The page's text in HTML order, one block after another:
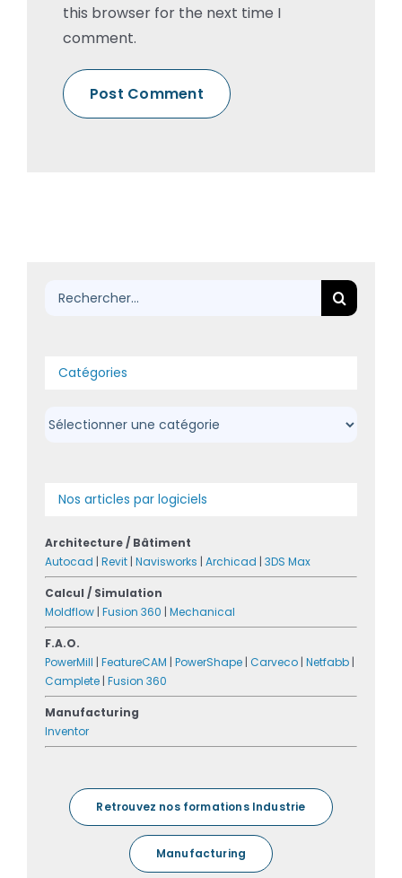
this browser for the next time I
comment.
Rechercher:
Catégories
Catégories
Nos articles par logiciels
Architecture / Bâtiment
Autocad | Revit | Navisworks | Archicad | 3DS Max
Calcul / Simulation
Moldflow | Fusion 360 | Mechanical
F.A.O.
PowerMill | FeatureCAM | PowerShape | Carveco | Netfabb |
Camplete | Fusion 360
Manufacturing
Inventor
Retrouvez nos formations Industrie
Manufacturing